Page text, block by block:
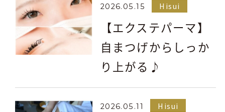
2026.05.15 Hisui
【エクステパーマ】
自まつげからしっか
り上がる♪
2026.05.11 Hisui